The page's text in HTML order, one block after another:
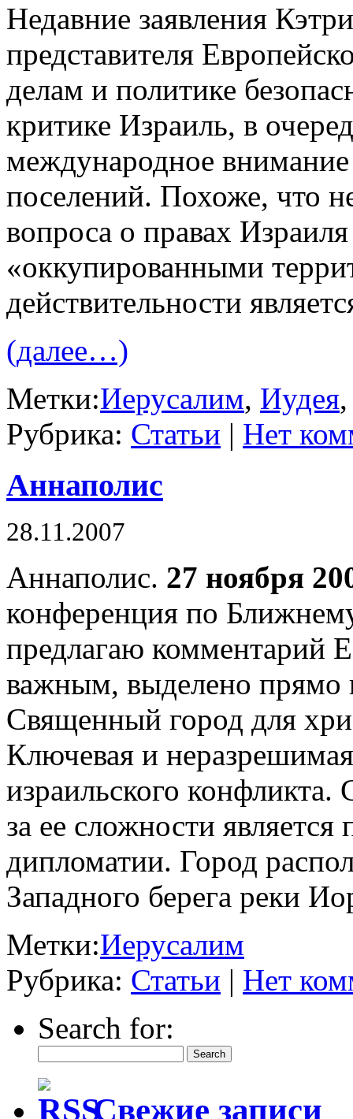
Недавние заявления
представителя
делам и политике
критике Израиль, в
международное
поселений. Похоже, что
вопроса о правах
«оккупированными
действительности
(далее…)
Метки:Иерусалим, Иудея
Рубрика: Статьи | Нет
Аннаполис
28.11.2007
Аннаполис. 27 ноября
конференция по
предлагаю
важным, выделено прямо
Священный город для
Ключевая и
израильского
за ее сложности
дипломатии. Город
Западного берега реки
Метки:Иерусалим
Рубрика: Статьи | Нет
Search for:
Свежие записи